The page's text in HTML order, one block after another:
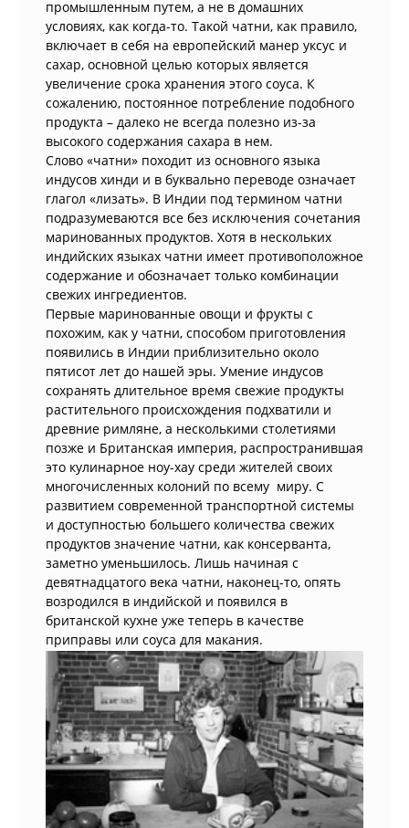
промышленным путем, а не в домашних
условиях, как когда-то. Такой чатни, как правило,
включает в себя на европейский манер уксус и
сахар, основной целью которых является
увеличение срока хранения этого соуса. К
сожалению, постоянное потребление подобного
продукта – далеко не всегда полезно из-за
высокого содержания сахара в нем.
Слово «чатни» походит из основного языка
индусов хинди и в буквально переводе означает
глагол «лизать». В Индии под термином чатни
подразумеваются все без исключения сочетания
маринованных продуктов. Хотя в нескольких
индийских языках чатни имеет противоположное
содержание и обозначает только комбинации
свежих ингредиентов.
Первые маринованные овощи и фрукты с
похожим, как у чатни, способом приготовления
появились в Индии приблизительно около
пятисот лет до нашей эры. Умение индусов
сохранять длительное время свежие продукты
растительного происхождения подхватили и
древние римляне, а несколькими столетиями
позже и Британская империя, распространившая
это кулинарное ноу-хау среди жителей своих
многочисленных колоний по всему миру. С
развитием современной транспортной системы
и доступностью большего количества свежих
продуктов значение чатни, как консерванта,
заметно уменьшилось. Лишь начиная с
девятнадцатого века чатни, наконец-то, опять
возродился в индийской и появился в
британской кухне уже теперь в качестве
приправы или соуса для макания.